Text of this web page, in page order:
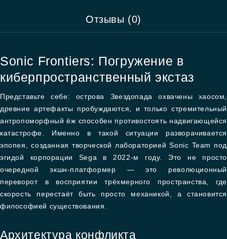
Отзывы (0)
Sonic Frontiers: Погружение в
киберпространственный экстаз
Представьте себе: острова Звездопада охвачены хаосом,
древние артефакты пробуждаются, и только стремительный
антропоморфный ёж способен противостоять надвигающейся
катастрофе. Именно в такой ситуации разворачивается
эпопея, созданная творческой лабораторией Sonic Team под
эгидой корпорации Sega в 2022-м году. Это не просто
очередной экшн-платформер — это революционный
переворот в восприятии трёхмерного пространства, где
скорость перестаёт быть просто механикой, а становится
философией существования.
Архитектура конфликта